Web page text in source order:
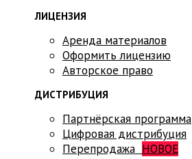
ЛИЦЕНЗИЯ
Аренда материалов
Оформить лицензию
Авторское право
ДИСТРИБУЦИЯ
Партнёрская программа
Цифровая дистрибуция
Перепродажа НОВОЕ